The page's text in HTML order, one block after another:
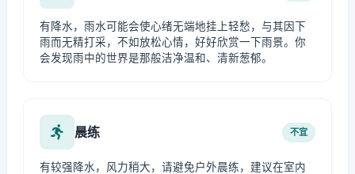
有降水，雨水可能会使心绪无端地挂上轻愁，与其因下
雨而无精打采，不如放松心情，好好欣赏一下雨景。你
会发现雨中的世界是那般洁净温和、清新葱郁。
晨练 不宜
有较强降水，风力稍大，请避免户外晨练，建议在室内